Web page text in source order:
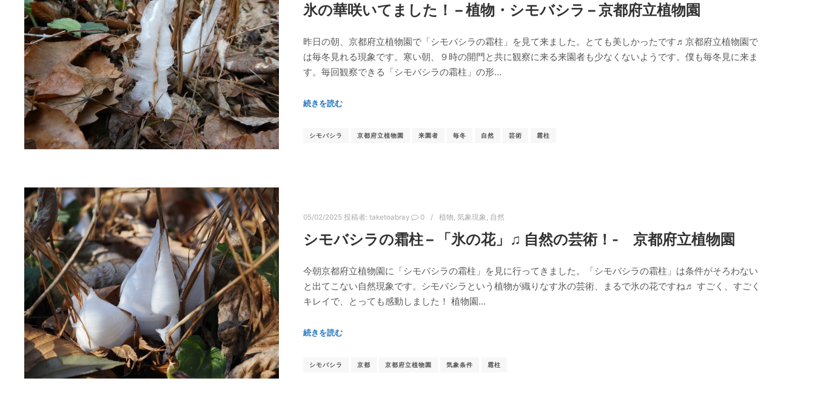
氷の華咲いてました！ – 植物・シモバシラ – 京都府立植物園
昨日の朝、京都府立植物園で「シモバシラの霜柱」を見て来ました。とても美しかったです♬京都府立植物園で
は毎冬見れる現象です。寒い朝、９時の開門と共に観察に来る来園者も少なくないようです。僕も毎冬見に来ま
す。毎回観察できる「シモバシラの霜柱」の形…
続きを読む
シモバシラ 京都府立植物園 来園者 毎冬 自然 芸術 霜柱
05/02/2025 投稿者: taketoabray 0 植物, 気象現象, 自然
シモバシラの霜柱 – 「氷の花」♫ 自然の芸術！‐ 京都府立植物園
今朝京都府立植物園に「シモバシラの霜柱」を見に行ってきました。「シモバシラの霜柱」は条件がそろわない
と出てこない自然現象です。シモバシラという植物が織りなす氷の芸術、まるで氷の花ですね♬ すごく、すごく
キレイで、とっても感動しました！ 植物園…
続きを読む
シモバシラ 京都 京都府立植物園 気象条件 霜柱